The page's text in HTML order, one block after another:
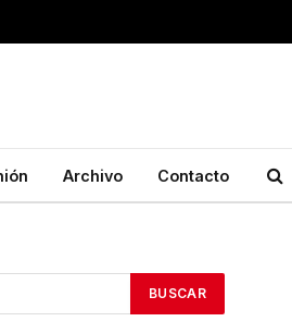
Archivo Contacto